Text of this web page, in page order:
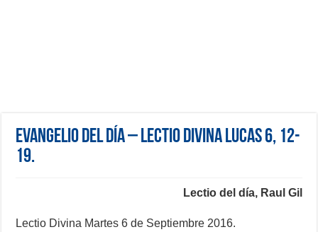
Evangelio del día – Lectio Divina Lucas 6, 12-
19.
Lectio del día, Raul Gil
Lectio Divina Martes 6 de Septiembre 2016.